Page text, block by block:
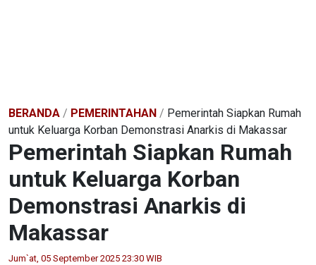
BERANDA / PEMERINTAHAN / Pemerintah Siapkan Rumah
untuk Keluarga Korban Demonstrasi Anarkis di Makassar
Pemerintah Siapkan Rumah
untuk Keluarga Korban
Demonstrasi Anarkis di
Makassar
Jum`at, 05 September 2025 23:30 WIB